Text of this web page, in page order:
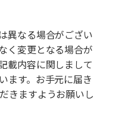
異なる場合がござい
く変更となる場合が
載内容に関しまして
ます。お手元に届き
きますようお願いし